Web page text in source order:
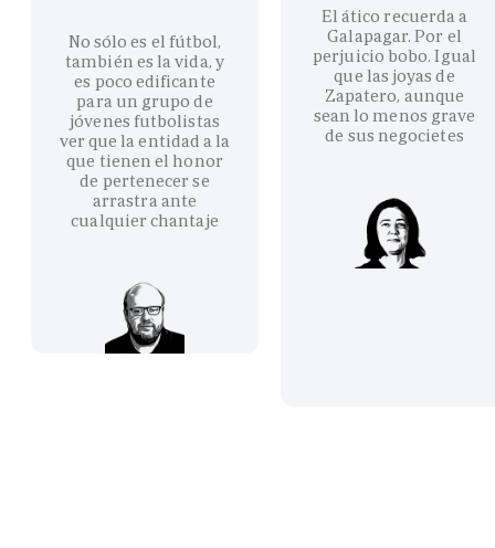
No sólo es el fútbol,
también es la vida, y
es poco edificante
para un grupo de
jóvenes futbolistas
ver que la entidad a la
que tienen el honor
de pertenecer se
arrastra ante
cualquier chantaje
El ático recuerda a
Galapagar. Por el
perjuicio bobo. Igual
que las joyas de
Zapatero, aunque
sean lo menos grave
de sus negocietes